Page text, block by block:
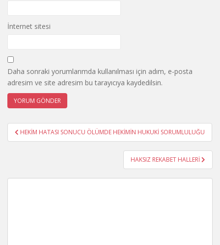
İnternet sitesi
Daha sonraki yorumlarımda kullanılması için adım, e-posta
adresim ve site adresim bu tarayıcıya kaydedilsin.
Yazı
gezinmesi
HEKİM HATASI SONUCU ÖLÜMDE HEKİMİN HUKUKİ SORUMLULUĞU
HAKSIZ REKABET HALLERİ